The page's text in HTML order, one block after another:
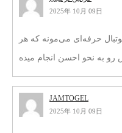
2025年 10月 09日
حرفه‌ای می‌مونه که هر
JAMTOGEL
2025年 10月 09日